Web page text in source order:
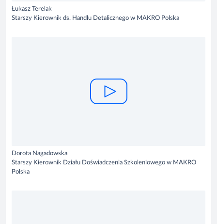
Łukasz Terelak
Starszy Kierownik ds. Handlu Detalicznego w MAKRO Polska
Dorota Nagadowska
Starszy Kierownik Działu Doświadczenia Szkoleniowego w MAKRO
Polska